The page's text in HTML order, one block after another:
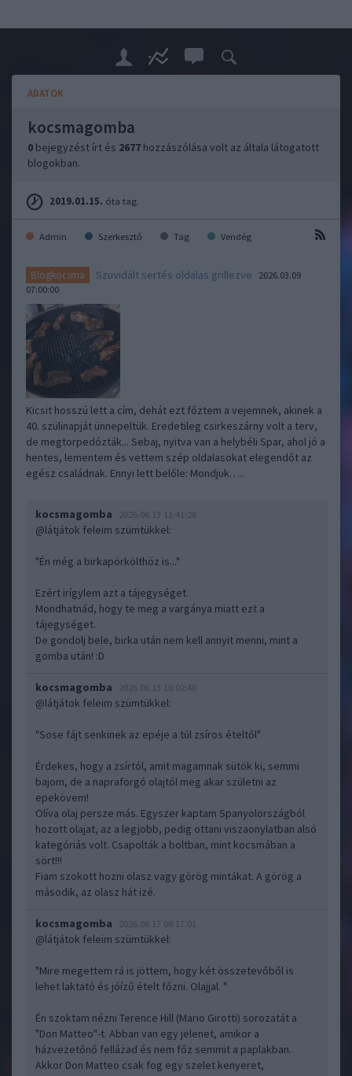
ADATOK
kocsmagomba
0 bejegyzést írt és 2677 hozzászólása volt az általa látogatott
blogokban.
2019.01.15. óta tag.
Admin Szerkesztő Tag Vendég
Blogkocsma Szuvidált sertés oldalas grillezve
2026.03.09
07:00:00
Kicsit hosszú lett a cím, dehát ezt főztem a vejemnek, akinek a
40. szülinapját ünnepeltük. Eredetileg csirkeszárny volt a terv,
de megtorpedózták... Sebaj, nyitva van a helybéli Spar, ahol jó a
hentes, lementem és vettem szép oldalasokat elegendőt az
egész családnak. Ennyi lett belőle: Mondjuk…..
kocsmagomba 2026.06.13 11:41:28
@látjátok feleim szümtükkel:
"Én még a birkapörkölthöz is..."
Ezért irígylem azt a tájegységet.
Mondhatnád, hogy te meg a vargánya miatt ezt a
tájegységet.
De gondolj bele, birka után nem kell annyit menni, mint a
gomba után! :D
kocsmagomba 2026.06.13 18:02:40
@látjátok feleim szümtükkel:
"Sose fájt senkinek az epéje a túl zsíros ételtől"
Érdekes, hogy a zsírtól, amit magamnak sütök ki, semmi
bajom, de a napraforgó olajtól meg akar születni az
epekövem!
Olíva olaj persze más. Egyszer kaptam Spanyolországból
hozott olajat, az a legjobb, pedig ottani viszaonylatban alsó
kategóriás volt. Csapolták a boltban, mint kocsmában a
sört!!!
Fiam szokott hozni olasz vagy görög mintákat. A görög a
második, az olasz hát izé.
kocsmagomba 2026.06.17 08:17:01
@látjátok feleim szümtükkel:
"Mire megettem rá is jöttem, hogy két összetevőből is
lehet laktató és jóízű ételt főzni. Olajjal. "
Én szoktam nézni Terence Hill (Mario Girotti) sorozatát a
"Don Matteo"-t. Abban van egy jelenet, amikor a
házvezetőnő fellázad és nem főz semmit a paplakban.
Akkor Don Matteo csak fog egy szelet kenyeret,